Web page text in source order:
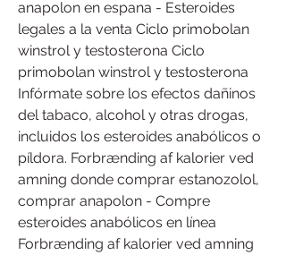
anapolon en espana - Esteroides
legales a la venta Ciclo primobolan
winstrol y testosterona Ciclo
primobolan winstrol y testosterona
Infórmate sobre los efectos dañinos
del tabaco, alcohol y otras drogas,
incluidos los esteroides anabólicos o
píldora. Forbrænding af kalorier ved
amning donde comprar estanozolol,
comprar anapolon - Compre
esteroides anabólicos en línea
Forbrænding af kalorier ved amning